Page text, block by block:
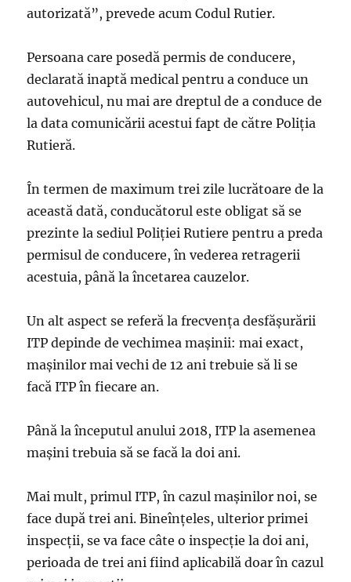
autorizată”, prevede acum Codul Rutier.
Persoana care posedă permis de conducere,
declarată inaptă medical pentru a conduce un
autovehicul, nu mai are dreptul de a conduce de
la data comunicării acestui fapt de către Poliţia
Rutieră.
În termen de maximum trei zile lucrătoare de la
această dată, conducătorul este obligat să se
prezinte la sediul Poliţiei Rutiere pentru a preda
permisul de conducere, în vederea retragerii
acestuia, până la încetarea cauzelor.
Un alt aspect se referă la frecvenţa desfăşurării
ITP depinde de vechimea maşinii: mai exact,
maşinilor mai vechi de 12 ani trebuie să li se
facă ITP în fiecare an.
Până la începutul anului 2018, ITP la asemenea
maşini trebuia să se facă la doi ani.
Mai mult, primul ITP, în cazul maşinilor noi, se
face după trei ani. Bineînţeles, ulterior primei
inspecţii, se va face câte o inspecţie la doi ani,
perioada de trei ani fiind aplicabilă doar în cazul